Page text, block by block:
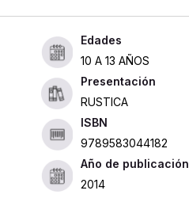
Edades
10 A 13 AÑOS
Presentación
RUSTICA
ISBN
9789583044182
Año de publicación
2014